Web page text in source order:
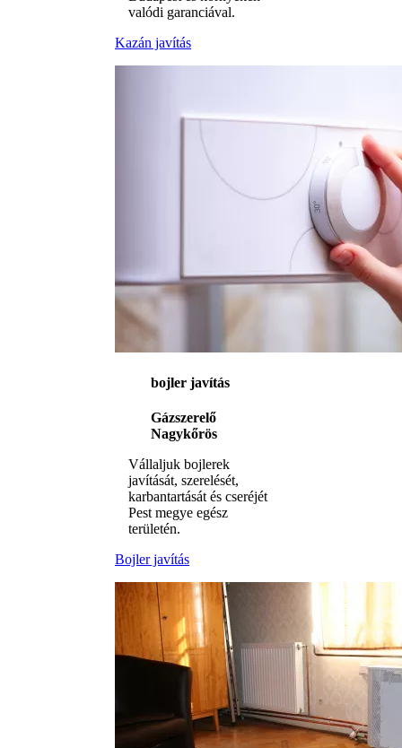
valódi garanciával.
Kazán javítás
bojler javítás
Gázszerelő
Nagykőrös
Vállaljuk bojlerek
javítását, szerelését,
karbantartását és cseréjét
Pest megye egész
területén.
Bojler javítás